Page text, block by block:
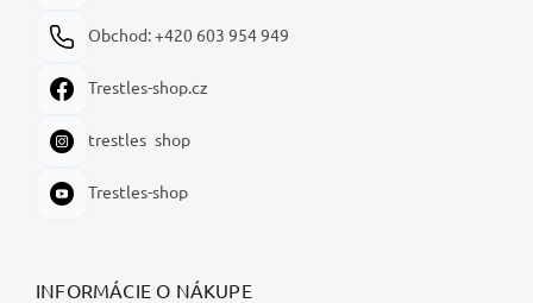
Obchod: +420 603 954 949
Trestles-shop.cz
trestles_shop
Trestles-shop
INFORMÁCIE O NÁKUPE